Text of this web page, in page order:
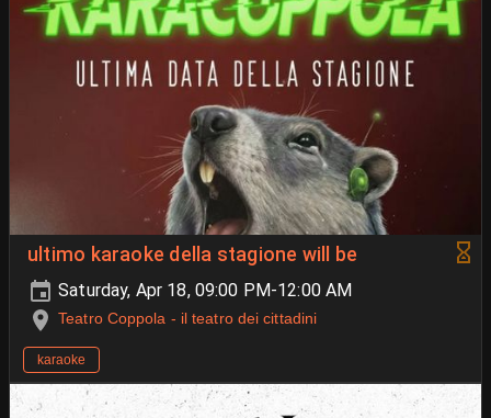
ultimo karaoke della stagione will be
Saturday, Apr 18, 09:00 PM-12:00 AM
Teatro Coppola - il teatro dei cittadini
karaoke